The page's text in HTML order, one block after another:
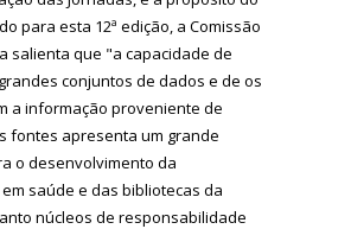
para esta 12ª edição, a Comissão
salienta que "a capacidade de
conjuntos de dados e de os
a informação proveniente de
fontes apresenta um grande
o desenvolvimento da
saúde e das bibliotecas da
núcleos de responsabilidade